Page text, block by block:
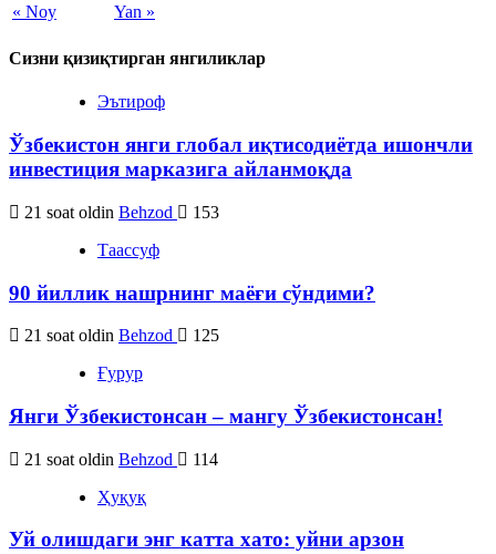
« Noy Yan »
Сизни қизиқтирган янгиликлар
Эътироф
Ўзбекистон янги глобал иқтисодиётда ишончли
инвестиция марказига айланмоқда
21 soat oldin Behzod
153
Таассуф
90 йиллик нашрнинг маёғи сўндими?
21 soat oldin Behzod
125
Ғурур
Янги Ўзбекистонсан – мангу Ўзбекистонсан!
21 soat oldin Behzod
114
Ҳуқуқ
Уй олишдаги энг катта хато: уйни арзон